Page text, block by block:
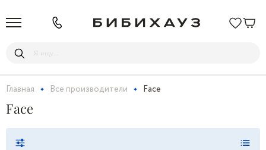
Главная Все производители Face
Face